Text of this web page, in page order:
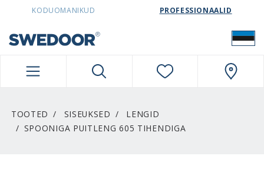
SWEDOORESTONIA NAVIGATION
KODUOMANIKUD PROFESSIONAALID
TOOTED SISEUKSED
LENGID
SPOONIGA PUITLENG 605 TIHENDIGA